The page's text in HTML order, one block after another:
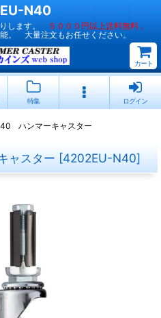
N40
します。
５０００円以上送料無料 。
。 大量注文もお任せください。
カート
特集 ログイン
ハンマーキャスター
ャスター [4202EU-N40]